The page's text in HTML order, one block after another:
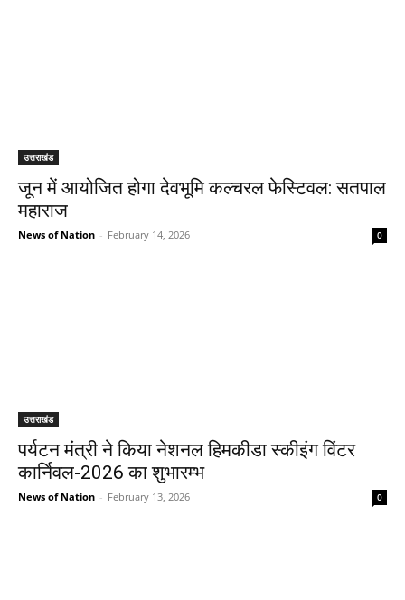
उत्तराखंड
जून में आयोजित होगा देवभूमि कल्चरल फेस्टिवल: सतपाल
महाराज
News of Nation - February 14, 2026 0
उत्तराखंड
पर्यटन मंत्री ने किया नेशनल हिमकीडा स्कीइंग विंटर
कार्निवल-2026 का शुभारम्भ
News of Nation - February 13, 2026 0